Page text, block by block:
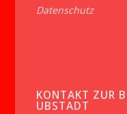
Datenschutz
KONTAKT ZUR
UBSTADT